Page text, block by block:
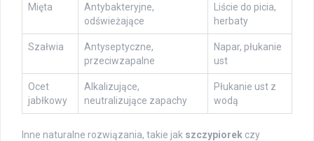
Mięta
Antybakteryjne,
odświeżające
Liście do picia,
herbaty
Szałwia
Antyseptyczne,
przeciwzapalne
Napar, płukanie
ust
Ocet
jabłkowy
Alkalizujące,
neutralizujące zapachy
Płukanie ust z
wodą
Inne naturalne rozwiązania, takie jak szczypiorek czy